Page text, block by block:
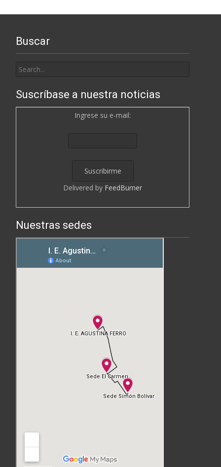
Buscar
for:
Suscríbase a nuestra noticias
Ingrese su e-mail:
Delivered by FeedBurner
Nuestras sedes